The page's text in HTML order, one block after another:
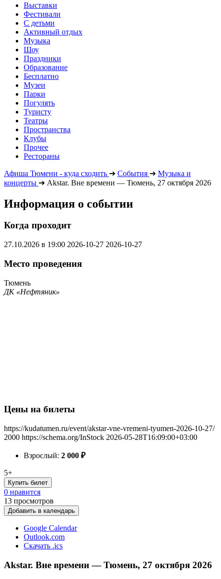
Выставки
Фестивали
С детьми
Активный отдых
Музыка
Шоу
Праздники
Образование
Бесплатно
Музеи
Парки
Погулять
Туристу
Театры
Пространства
Клубы
Прочее
Рестораны
Афиша Тюмени - куда сходить ➔ События ➔ Музыка и
концерты ➔ Akstar. Вне времени — Тюмень, 27 октября 2026
Информация о событии
Когда проходит
27.10.2026 в 19:00 2026-10-27 2026-10-27
Место проведения
Тюмень
ДК «Нефтяник»
Цены на билеты
https://kudatumen.ru/event/akstar-vne-vremeni-tyumen-2026-10-27/
2000 https://schema.org/InStock 2026-05-28T16:09:00+03:00
Взрослый: 2 000 ₽
5+
Купить билет
0 нравится
13 просмотров
Добавить в календарь
Google Calendar
Outlook.com
Скачать .ics
Akstar. Вне времени — Тюмень, 27 октября 2026